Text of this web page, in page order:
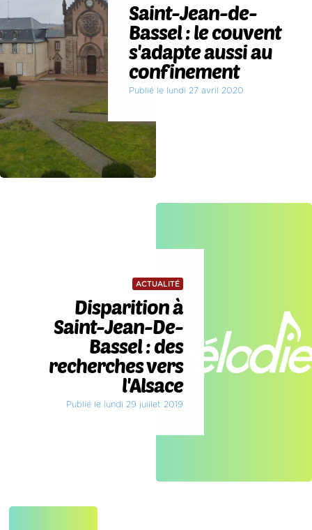
Saint-Jean-de-
Bassel : le couvent
s'adapte aussi au
confinement
Publié le lundi 27 avril 2020
ACTUALITÉ
Disparition à
Saint-Jean-De-
Bassel : des
recherches vers
l'Alsace
Publié le lundi 29 juillet 2019